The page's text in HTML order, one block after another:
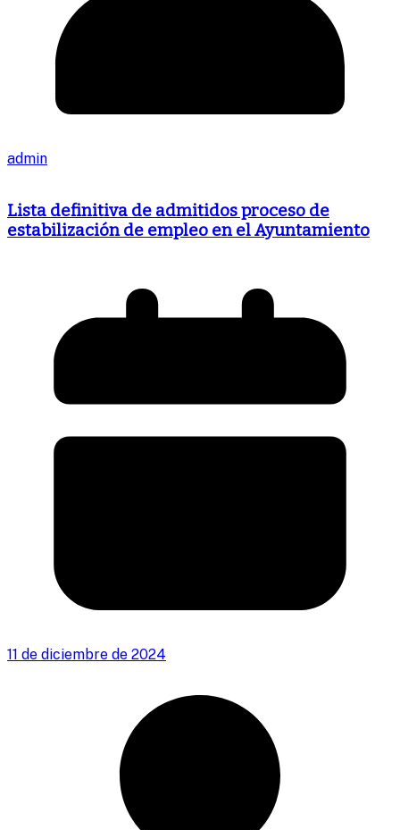
admin
Lista definitiva de admitidos proceso de
estabilización de empleo en el Ayuntamiento
11 de diciembre de 2024